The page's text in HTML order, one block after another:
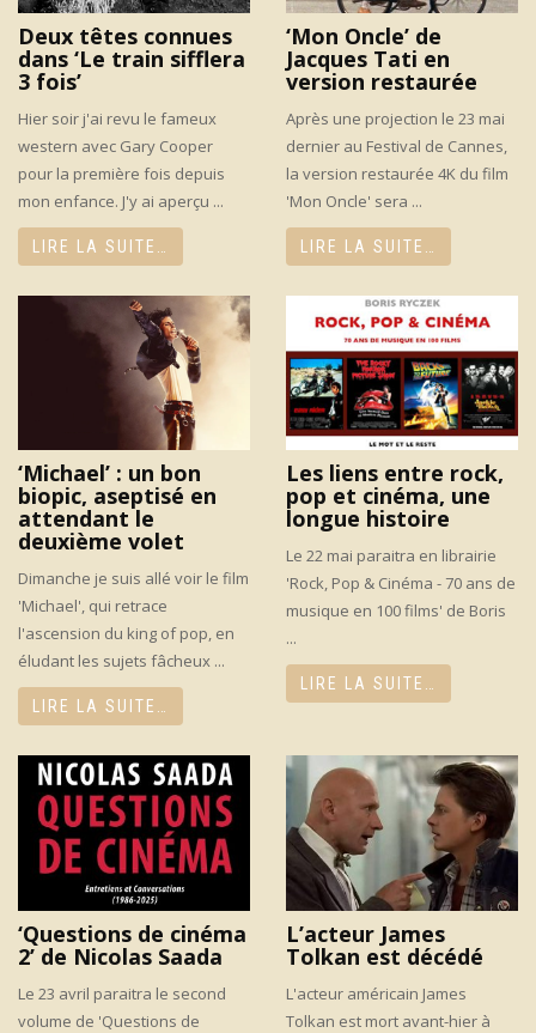
Deux têtes connues
dans ‘Le train sifflera
3 fois’
Hier soir j'ai revu le fameux
western avec Gary Cooper
pour la première fois depuis
mon enfance. J'y ai aperçu ...
LIRE LA SUITE…
‘Mon Oncle’ de
Jacques Tati en
version restaurée
Après une projection le 23 mai
dernier au Festival de Cannes,
la version restaurée 4K du film
'Mon Oncle' sera ...
LIRE LA SUITE…
‘Michael’ : un bon
biopic, aseptisé en
attendant le
deuxième volet
Dimanche je suis allé voir le film
'Michael', qui retrace
l'ascension du king of pop, en
éludant les sujets fâcheux ...
LIRE LA SUITE…
Les liens entre rock,
pop et cinéma, une
longue histoire
Le 22 mai paraitra en librairie
'Rock, Pop & Cinéma - 70 ans de
musique en 100 films' de Boris
...
LIRE LA SUITE…
‘Questions de cinéma
2’ de Nicolas Saada
Le 23 avril paraitra le second
volume de 'Questions de
L’acteur James
Tolkan est décédé
L'acteur américain James
Tolkan est mort avant-hier à